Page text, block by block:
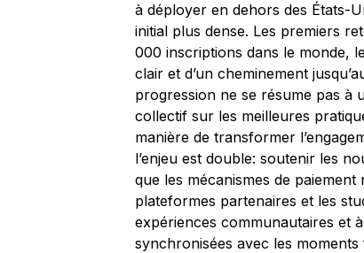
à déployer en dehors des États-
initial plus dense. Les premiers
000 inscriptions dans le monde,
clair et d’un cheminement
progression ne se résume pas à
collectif sur les meilleures
manière de transformer
l’enjeu est double: soutenir les
que les mécanismes de
plateformes partenaires et les
expériences communautaires et
synchronisées avec les